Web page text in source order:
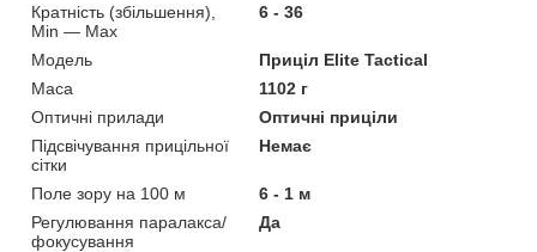
Кратність (збільшення),
Min — Max
6 - 36
Мoдель
Приціл Elite Tactical
Маса
1102 г
Оптичні прилади
Оптичні приціли
Підсвічування прицільної
сітки
Немає
Поле зору на 100 м
6 - 1 м
Регулювання паралакса/
фокусування
Да